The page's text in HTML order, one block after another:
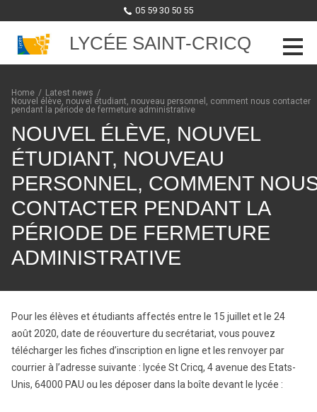
05 59 30 50 55
LYCÉE SAINT-CRICQ
Skip to content
Home / Latest news /
Nouvel élève, nouvel étudiant, nouveau personnel, comment nous contacter
pendant la période de fermeture administrative
NOUVEL ÉLÈVE, NOUVEL
ÉTUDIANT, NOUVEAU
PERSONNEL, COMMENT
CONTACTER PENDANT LA
PÉRIODE DE FERMETURE
ADMINISTRATIVE
Pour les élèves et étudiants affectés entre le 15 juillet et le 24
août 2020, date de réouverture du secrétariat, vous pouvez
télécharger les fiches d’inscription en ligne et les renvoyer par
courrier à l’adresse suivante : lycée St Cricq, 4 avenue des Etats-
Unis, 64000 PAU ou les déposer dans la boîte devant le lycée :